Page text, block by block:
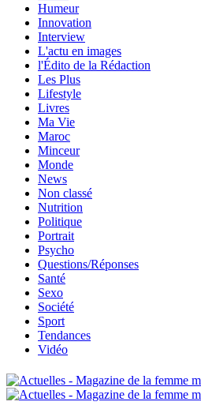
Humeur
Innovation
Interview
L'actu en images
l'Édito de la Rédaction
Les Plus
Lifestyle
Livres
Ma Vie
Maroc
Minceur
Monde
News
Non classé
Nutrition
Politique
Portrait
Psycho
Questions/Réponses
Santé
Sexo
Société
Sport
Tendances
Vidéo